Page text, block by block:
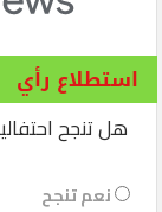
استطلاع رأي
هل تنجح
نعم تنجح